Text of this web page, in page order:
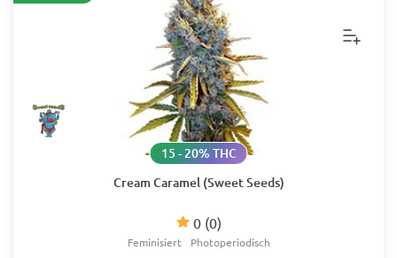
Cream Caramel (Sweet Seeds)
0 (0)
15 - 20% THC
Feminisiert Photoperiodisch